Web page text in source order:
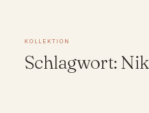
KOLLEKTION
Schlagwort: